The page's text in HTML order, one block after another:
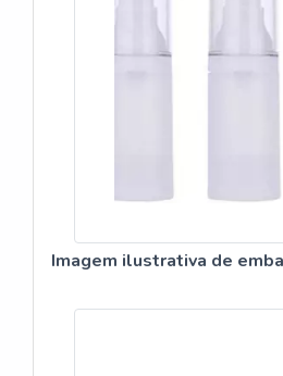
COSMÉTICO DE PLASTICOHá
eficientes de demonstrar
sua área de atuação. A Avery
custo-benefício. Ainda focando
produtos e serviços com ótima
custo-benefício, detalhes que
Imagem ilustrativa de